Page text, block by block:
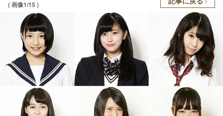
( 画像1/15 )